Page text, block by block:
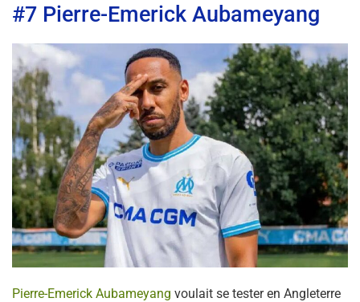
#7 Pierre-Emerick Aubameyang
Pierre-Emerick Aubameyang voulait se tester en Angleterre